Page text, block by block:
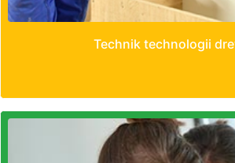
Technik technologii